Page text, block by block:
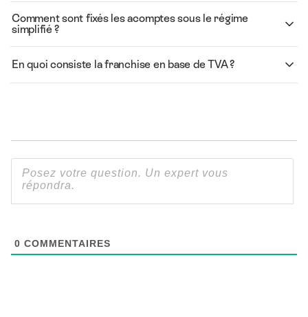
Comment sont fixés les acomptes sous le régime
simplifié ?
En quoi consiste la franchise en base de TVA ?
0 COMMENTAIRES